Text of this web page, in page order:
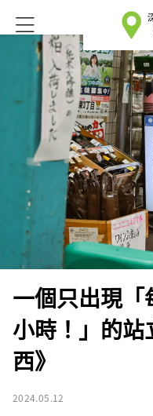
一個只出現「
小時！」的
西》
2024.05.12